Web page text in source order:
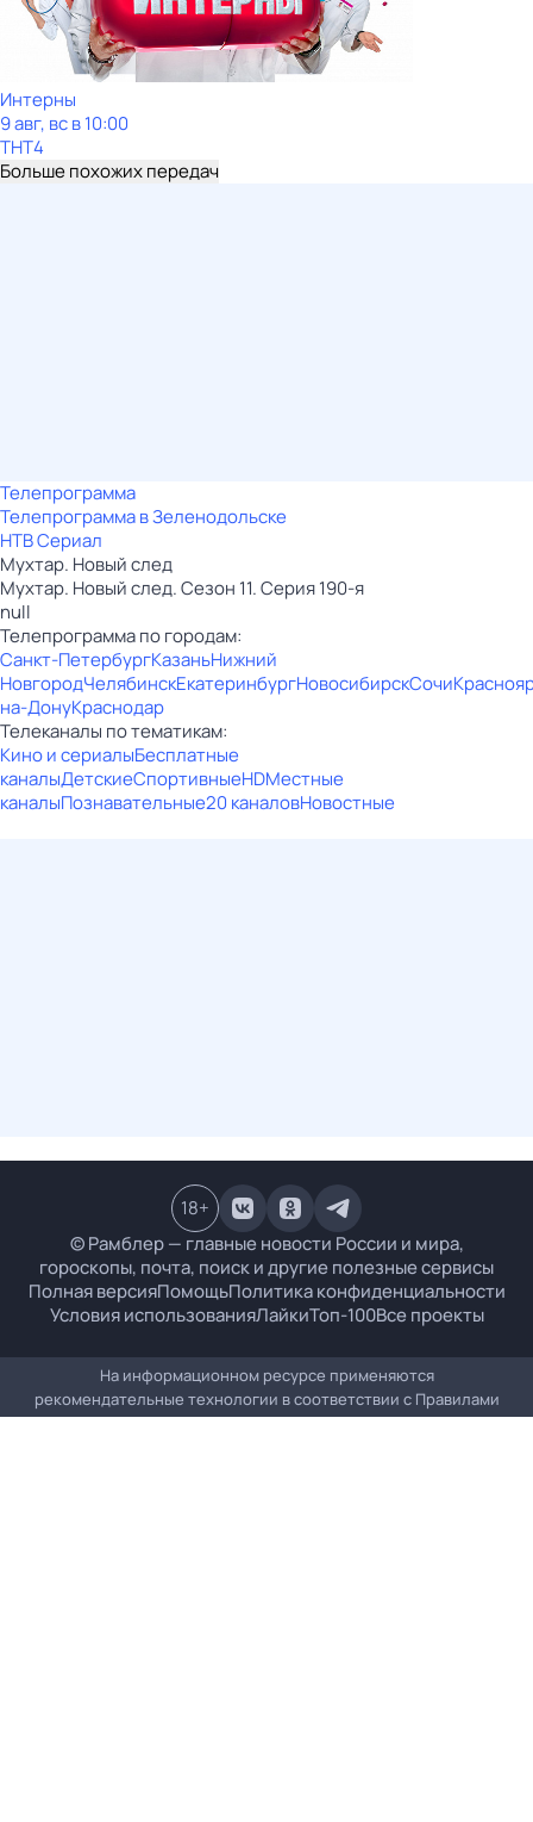
Интерны
9 авг, вс в 10:00
ТНТ4
Больше похожих передач
Телепрограмма
Телепрограмма в Зеленодольске
НТВ Сериал
Мухтар. Новый след
Мухтар. Новый след. Сезон 11. Серия 190-я
null
Телепрограмма по городам:
Санкт-ПетербургКазаньНижний
НовгородЧелябинскЕкатеринбургНовосибирскСочи
на-ДонуКраснодар
Телеканалы по тематикам:
Кино и сериалыБесплатные
каналыДетскиеСпортивныеHDМестные
каналыПознавательные20 каналовНовостные
© Рамблер — главные новости России и мира,
гороскопы, почта, поиск и другие полезные сервисы
Полная версияПомощьПолитика конфиденциальности
Условия использованияЛайкиТоп-100Все проекты
18+
На информационном ресурсе применяются
рекомендательные технологии в соответствии с Правилами